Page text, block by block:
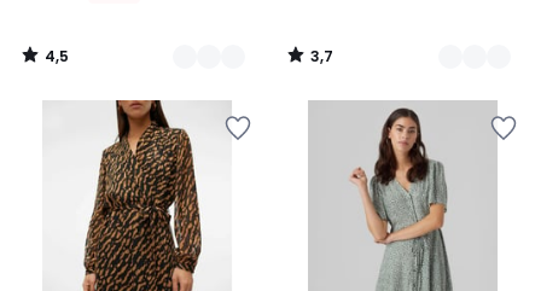
4,5
/
3,7
/